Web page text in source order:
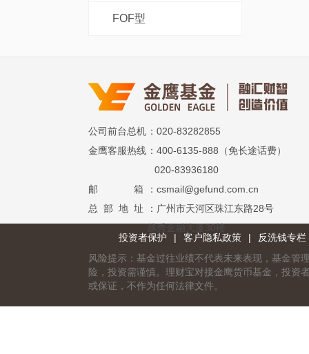
FOF型
公司前台总机 ：020-83282855
金鹰客服热线 ：400-6135-888（免长途话费）
020-83936180
邮 箱
：csmail@gefund.com.cn
总 部 地 址
：广州市天河区珠江东路28号
越秀金融大厦30楼
投资者保护
| 客户隐私政策 |
反洗钱专栏
风险提示：基金过往业绩不代表未来表现，基金管
险，投资需谨慎。理财宝对接金鹰货币基金，投资
或保证，不作为任何法律文件。